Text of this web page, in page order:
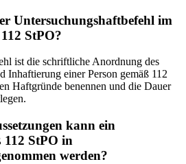
Untersuchungshaftbefehl im
StPO?
ist die schriftliche Anordnung des
Inhaftierung einer Person gemäß 112
Haftgründe benennen und die Dauer
kann ein
112 StPO in
werden?